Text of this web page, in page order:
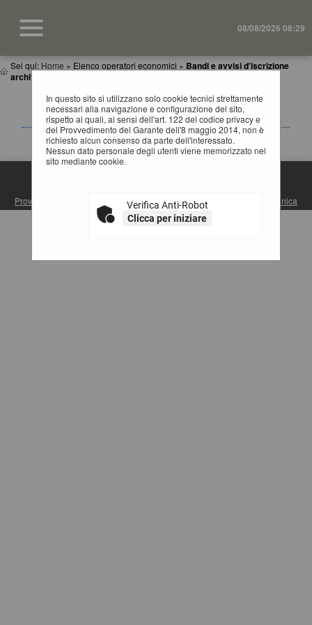
08/08/2026 08:29
Sei qui: Home » Elenco operatori economici » Bandi e avvisi d'iscrizione
archiviati
In questo sito si utilizzano solo cookie tecnici strettamente
necessari alla navigazione e configurazione del sito,
rispetto ai quali, ai sensi dell'art. 122 del codice privacy e
del Provvedimento del Garante dell'8 maggio 2014, non è
richiesto alcun consenso da parte dell'interessato.
Nessun dato personale degli utenti viene memorizzato nel
sito mediante cookie.
Verifica Anti-Robot
Clicca per iniziare
BANDI E AVVISI D'ISCRIZIONE ARCHIVIATI PER
ELENCHI OPERATORI ECONOMICI
La ricerca ha restituito 0 risultati.
Provincia di Matera
| Via Ridola, 60 - 75100 Matera (MT) |
Posta Elettronica
Certificata
| Centralino: +39 0835 3061